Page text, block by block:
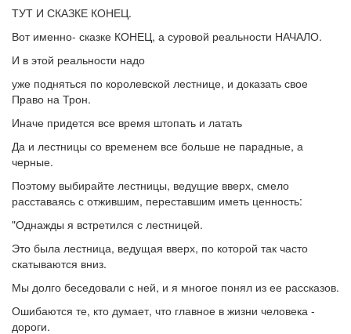
ТУТ И СКАЗКЕ КОНЕЦ.
Вот именно- сказке КОНЕЦ, а суровой реальности НАЧАЛО.
И в этой реальности надо
уже подняться по королевской лестнице, и доказать свое
Право на Трон.
Иначе придется все время штопать и латать
Да и лестницы со временем все больше не парадные, а
черные.
Поэтому выбирайте лестницы, ведущие вверх, смело
расставаясь с отжившим, переставшим иметь ценность:
"Однажды я встретился с лестницей.
Это была лестница, ведущая вверх, по которой так часто
скатываются вниз.
Мы долго беседовали с ней, и я многое понял из ее рассказов.
Ошибаются те, кто думает, что главное в жизни человека -
дороги.